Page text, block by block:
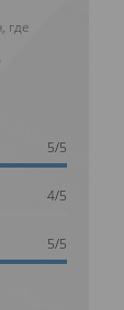
где
5/5
4/5
5/5